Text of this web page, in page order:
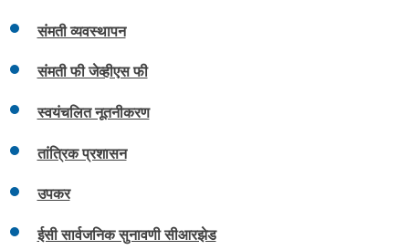
संमती व्यवस्थापन
संमती फी जेव्हीएस फी
स्वयंचलित नूतनीकरण
तांत्रिक प्रशासन
उपकर
ईसी सार्वजनिक सुनावणी सीआरझेड